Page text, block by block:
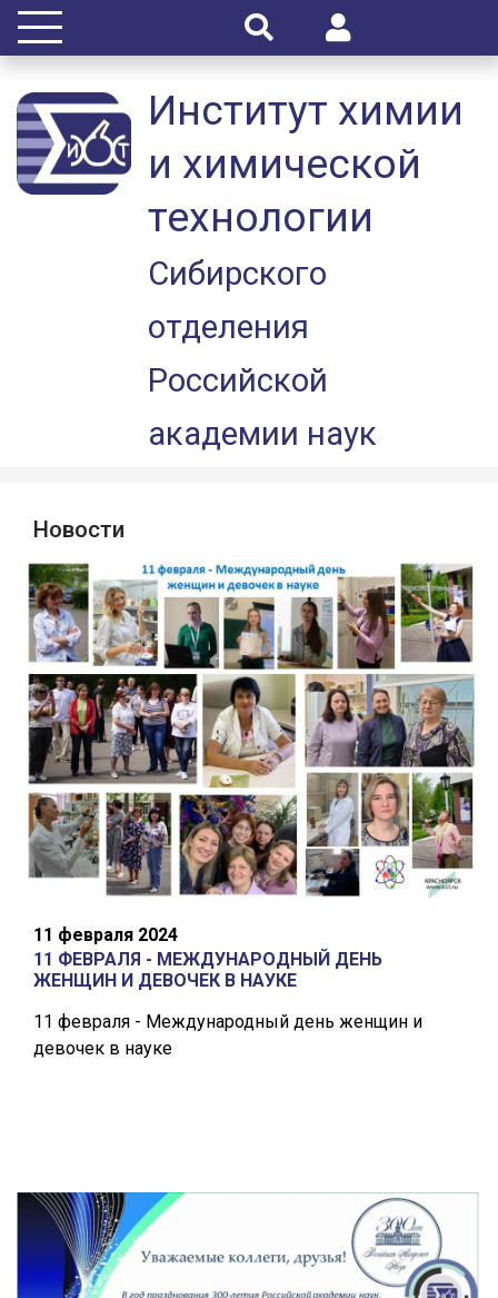
Институт химии
и химической
технологии
Сибирского
отделения
Российской
академии наук
Новости
11 февраля 2024
11 ФЕВРАЛЯ - МЕЖДУНАРОДНЫЙ ДЕНЬ
ЖЕНЩИН И ДЕВОЧЕК В НАУКЕ
11 февраля - Международный день женщин и
девочек в науке